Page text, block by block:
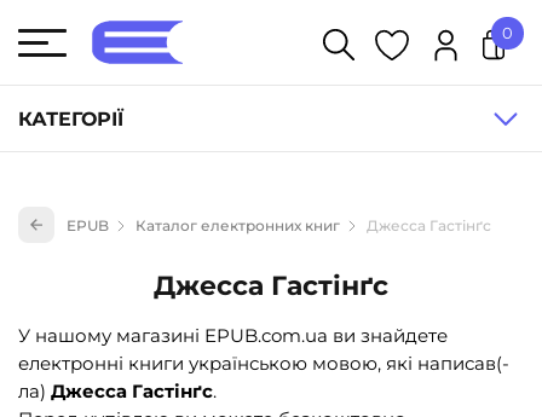
КАТЕГОРІЇ
Книги для дітей (836)
Книги для підлітків (240)
Навчальна література та посібники (527)
Енциклопедії, довідники, словники (55)
0
EPUB Каталог електронних книг Джесса Гастінґс
Джесса Гастінґс
У нашому магазині EPUB.com.ua ви знайдете
електронні книги українською мовою, які написав(-
ла) Джесса Гастінґс.